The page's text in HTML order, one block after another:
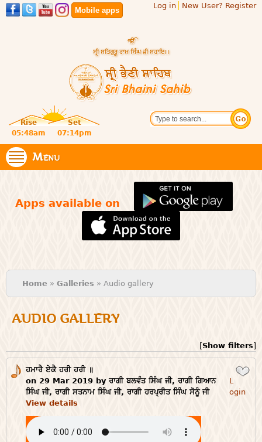
Skip to
main
Mobile apps
Log in New User? Register
Sri
Bhaini
Sahib
website
of central
religious
place for
Rise
Set
05:48am
07:14pm
Search
Menu
Apps available on
You are here
Home » Galleries » Audio gallery
AUDIO GALLERY
[Show filters]
ਹਮਾਰੈ ਏਕੈ ਹਰੀ ਹਰੀ ॥
on 29 Mar 2019 by ਰਾਗੀ ਬਲਵੰਤ ਸਿੰਘ ਜੀ, ਰਾਗੀ ਗਿਆਨ
ਸਿੰਘ ਜੀ, ਰਾਗੀ ਸਤਨਾਮ ਸਿੰਘ ਜੀ, ਰਾਗੀ ਹਰਪ੍ਰੀਤ ਸਿੰਘ ਸੋਨੂੰ ਜੀ
View details
L
ogin